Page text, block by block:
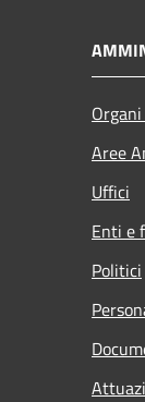
Aree
Uffici
Enti e
Politici